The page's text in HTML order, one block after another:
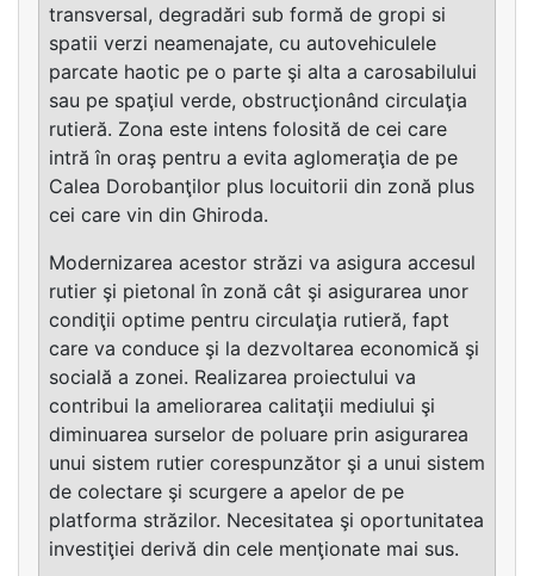
transversal, degradări sub formă de gropi si
spatii verzi neamenajate, cu autovehiculele
parcate haotic pe o parte şi alta a carosabilului
sau pe spaţiul verde, obstrucţionând circulaţia
rutieră. Zona este intens folosită de cei care
intră în oraş pentru a evita aglomeraţia de pe
Calea Dorobanţilor plus locuitorii din zonă plus
cei care vin din Ghiroda.
Modernizarea acestor străzi va asigura accesul
rutier şi pietonal în zonă cât şi asigurarea unor
condiţii optime pentru circulaţia rutieră, fapt
care va conduce şi la dezvoltarea economică şi
socială a zonei. Realizarea proiectului va
contribui la ameliorarea calitaţii mediului şi
diminuarea surselor de poluare prin asigurarea
unui sistem rutier corespunzător şi a unui sistem
de colectare şi scurgere a apelor de pe
platforma străzilor. Necesitatea şi oportunitatea
investiţiei derivă din cele menţionate mai sus.